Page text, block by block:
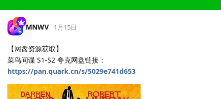
MNWV 1月15日
【网盘资源获取】
菜鸟间谍 S1-S2 夸克网盘链接：
https://pan.quark.cn/s/5029e741d653